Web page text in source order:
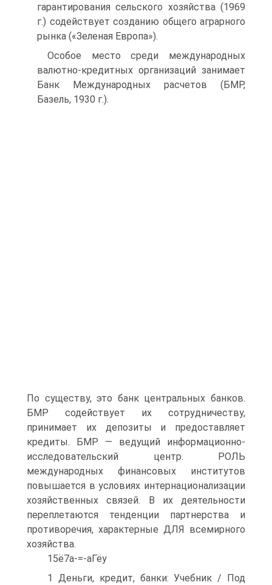
гарантирования сельского хозяйства (1969
г.) содействует созданию общего аграрного
рынка («Зеленая Европа»).
Особое место среди международных
валютно-кредитных организаций занимает
Банк Международных расчетов (БМР,
Базель, 1930 г.).
По существу, это банк центральных банков.
БМР содействует их сотрудничеству,
принимает их депозиты и предоставляет
кредиты. БМР — ведущий информационно-
исследовательский центр. РОЛЬ
международных финансовых институтов
повышается в условиях интернационализации
хозяйственных связей. В их деятельности
переплетаются тенденции партнерства и
противоречия, характерные ДЛЯ всемирного
хозяйства.
15ё7а-=-аГёу
1 Деньги, кредит, банки: Учебник / Под